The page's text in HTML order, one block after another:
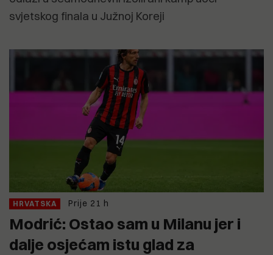
svjetskog finala u Južnoj Koreji
HRVATSKA Prije 21 h
Modrić: Ostao sam u Milanu jer i
dalje osjećam istu glad za